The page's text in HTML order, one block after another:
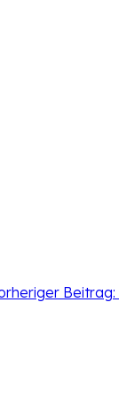
Beitrag: